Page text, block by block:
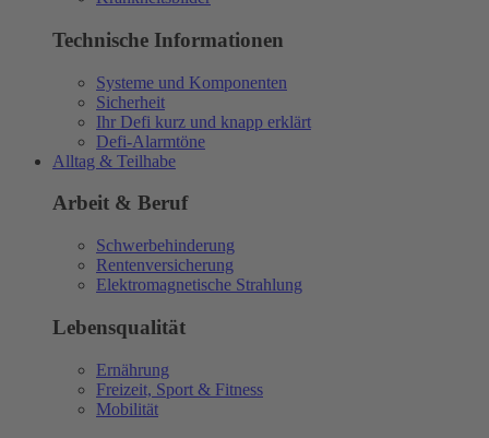
Technische Informationen
Systeme und Komponenten
Sicherheit
Ihr Defi kurz und knapp erklärt
Defi-Alarmtöne
Alltag & Teilhabe
Arbeit & Beruf
Schwerbehinderung
Rentenversicherung
Elektromagnetische Strahlung
Lebensqualität
Ernährung
Freizeit, Sport & Fitness
Mobilität